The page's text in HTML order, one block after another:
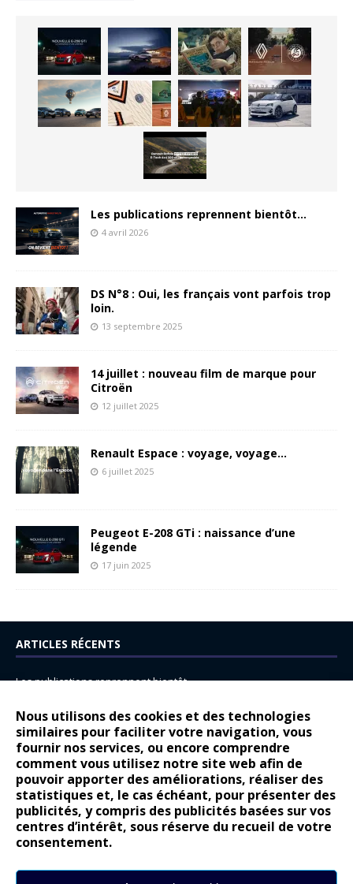
Nous utilisons des cookies et des technologies
similaires pour faciliter votre navigation, vous
fournir nos services, ou encore comprendre
comment vous utilisez notre site web afin de
pouvoir apporter des améliorations, réaliser des
statistiques et, le cas échéant, pour présenter des
publicités, y compris des publicités basées sur vos
centres d’intérêt, sous réserve du recueil de votre
consentement.
Les publications reprennent bientôt…
4 avril 2026
DS N°8 : Oui, les français vont parfois trop
loin.
13 septembre 2025
14 juillet : nouveau film de marque pour
Citroën
12 juillet 2025
Renault Espace : voyage, voyage…
6 juillet 2025
Peugeot E-208 GTi : naissance d’une
légende
17 juin 2025
ARTICLES RÉCENTS
Les publications reprennent bientôt…
14 juillet : nouveau film de marque pour Citroën
Renault Espace : voyage, voyage…
Peugeot E-208 GTi : naissance d’une légende
COMMENTAIRES RÉCENTS
Bernard Dardartdans
Gilly